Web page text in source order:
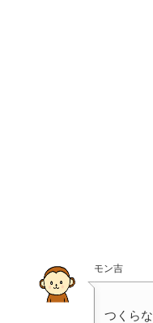
モン吉
つくら